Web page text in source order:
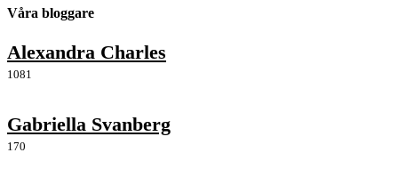
Våra bloggare
Alexandra Charles
1081
Gabriella Svanberg
170